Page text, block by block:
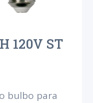
120V ST
bulbo para